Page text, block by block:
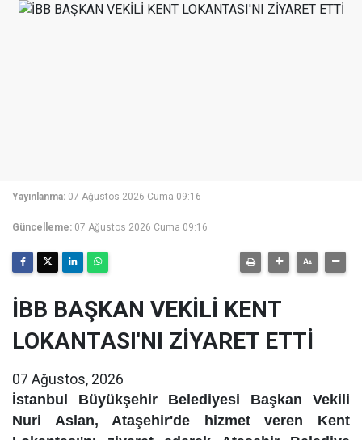
Yayınlanma: 07 Ağustos 2026 Cuma 09:16
Güncelleme: 07 Ağustos 2026 Cuma 09:16
İBB BAŞKAN VEKİLİ KENT
LOKANTASI'NI ZİYARET ETTİ
07 Ağustos, 2026
İstanbul Büyükşehir Belediyesi Başkan Vekili
Nuri Aslan, Ataşehir'de hizmet veren Kent